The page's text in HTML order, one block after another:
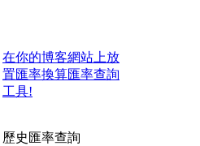
在你的博客網站上放
置匯率換算匯率查詢
工具!
歷史匯率查詢